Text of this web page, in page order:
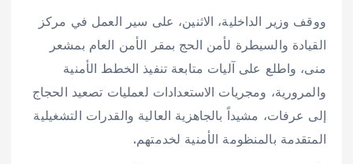
ووقف وزير الداخلية، الاثنين، على سير العمل في مركز
القيادة والسيطرة لأمن الحج بمقر الأمن العام بمشعر
منى، واطلع على آليات متابعة تنفيذ الخطط الأمنية
والمرورية، ومجريات الاستعدادات لعمليات تصعيد الحجاج
إلى عرفات، مشيداً بالجاهزية العالية والقدرات التشغيلية
المتقدمة بالمنظومة الأمنية لخدمتهم.